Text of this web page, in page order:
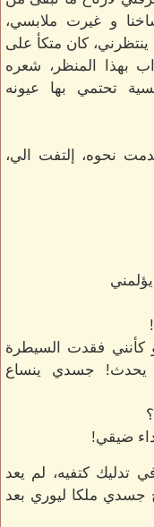
و غيرت ملابسي،
كان متكأ على
بهذا المنظر، شعره
تحتمي بها عيونه
نحوه، إلتفت الي،
كأنني فقدت السيطرة
يحدث! جسدي ينساع
ضيقي!
تدليك كتفيه، لم يعد
جسدي ملكا ليوري بعد